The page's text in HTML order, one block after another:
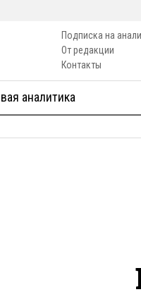
Подписка на
От редакции
Контакты
аналитика